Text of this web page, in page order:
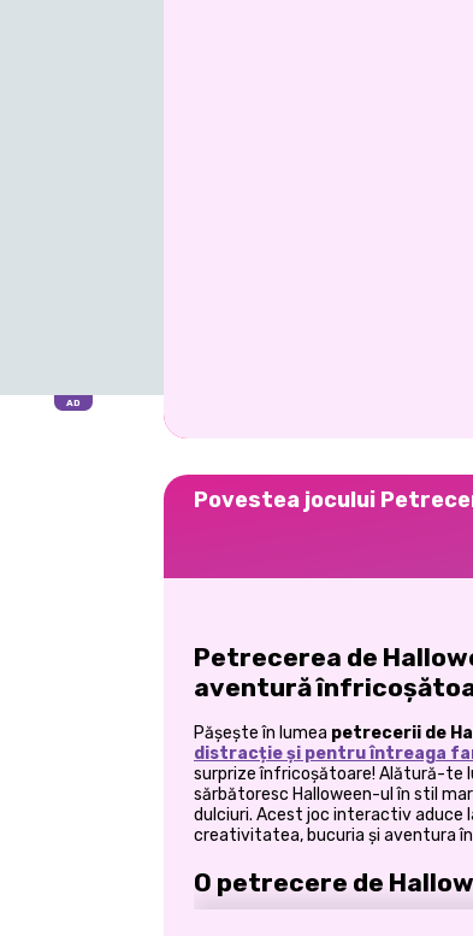
Povestea jocului
Petrecerea de
aventură
Pășește în lumea petrecerii de
distracție și pentru întreaga
surprize înfricoșătoare! Alătură-te
sărbătoresc Halloween-ul în stil
dulciuri. Acest joc interactiv aduce
creativitatea, bucuria și aventura
O petrecere de